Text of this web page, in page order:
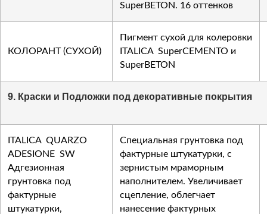
SuperBETON. 16 оттенков
КОЛОРАНТ (СУХОЙ)
Пигмент сухой для колеровки
ITALICA SuperCEMENTO и
SuperBETON
9. Краски и Подложки под декоративные покрытия
ITALICA QUARZO
ADESIONE SW
Адгезионная
грунтовка под
фактурные
штукатурки,
Специальная грунтовка под
фактурные штукатурки, с
зернистым мраморным
наполнителем. Увеличивает
сцепление, облегчает
нанесение фактурных